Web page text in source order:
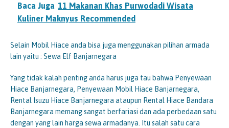
Baca Juga 11 Makanan Khas Purwodadi Wisata
Kuliner Maknyus Recommended
Selain Mobil Hiace anda bisa juga menggunakan pilihan armada
lain yaitu : Sewa Elf Banjarnegara
Yang tidak kalah penting anda harus juga tau bahwa Penyewaan
Hiace Banjarnegara, Penyewaan Mobil Hiace Banjarnegara,
Rental Isuzu Hiace Banjarnegara ataupun Rental Hiace Bandara
Banjarnegara memang sangat berfariasi dan ada perbedaan satu
dengan yang lain harga sewa armadanya. Itu salah satu cara